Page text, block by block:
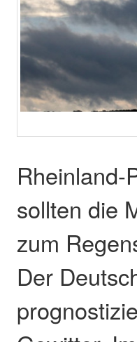
Rheinland-
sollten die
zum
Der